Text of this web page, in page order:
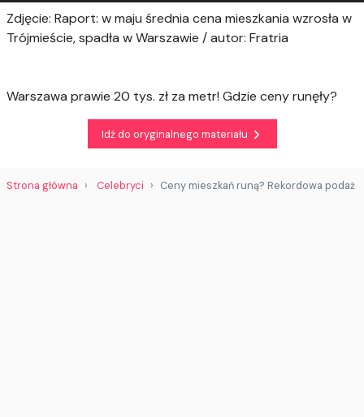
Zdjęcie: Raport: w maju średnia cena mieszkania wzrosła w
Trójmieście, spadła w Warszawie / autor: Fratria
Warszawa prawie 20 tys. zł za metr! Gdzie ceny runęły?
Idź do oryginalnego materiału
Strona główna Celebryci Ceny mieszkań runą? Rekordowa podaż